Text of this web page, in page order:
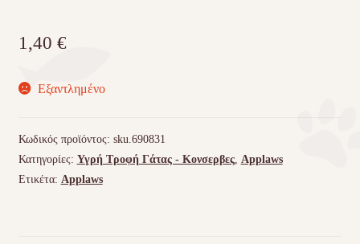
1,40 €
Εξαντλημένο
Κωδικός προϊόντος: sku.690831
Κατηγορίες: Υγρή Τροφή Γάτας - Kονσερβες, Applaws
Ετικέτα: Applaws